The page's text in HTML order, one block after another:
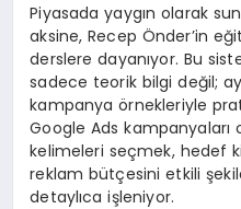
Piyasada yaygın olarak
aksine, Recep Önder’in
derslere dayanıyor. Bu
sadece teorik bilgi değil;
kampanya örnekleriyle
Google Ads
kelimeleri seçmek, hedef
reklam bütçesini etkili
detaylıca işleniyor.